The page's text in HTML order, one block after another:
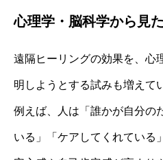
心理学・脳科学から見
遠隔ヒーリングの効果を、心
明しようとする試みも増えて
例えば、人は「誰かが自分の
いる」「ケアしてくれている